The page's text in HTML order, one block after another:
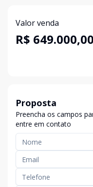
Valor venda
R$ 649.000,00
Proposta
Preencha os campos
entre em contato